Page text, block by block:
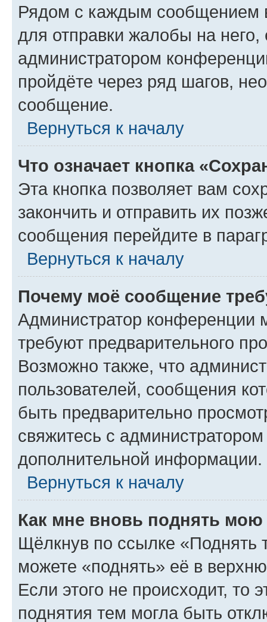
Рядом с каждым сообщением
для отправки жалобы на
администратором
пройдёте через ряд шагов,
сообщение.
Вернуться к началу
Что означает кнопка
Эта кнопка позволяет вам
закончить и отправить их
сообщения перейдите в
Вернуться к началу
Почему моё сообщение
Администратор конференции
требуют предварительного
Возможно также, что
пользователей, сообщения
быть предварительно
свяжитесь с
дополнительной информации.
Вернуться к началу
Как мне вновь поднять мою
Щёлкнув по ссылке «Поднять
можете «поднять» её в
Если этого не происходит, то
поднятия тем могла быть